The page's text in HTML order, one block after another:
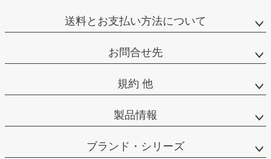
送料とお支払い方法について
お問合せ先
規約 他
製品情報
ブランド・シリーズ